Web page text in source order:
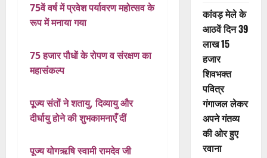
75वें वर्ष में प्रवेश पर्यावरण महोत्सव के
रूप में मनाया गया
75 हजार पौधों के रोपण व संरक्षण का
महासंकल्प
पूज्य संतों ने शतायु, दिव्यायु और
दीर्घायु होने की शुभकामनाएँ दीं
पूज्य योगऋषि स्वामी रामदेव जी
कांवड़ मेले के
आठवें दिन 39
लाख 15
हजार
शिवभक्त
पवित्र
गंगाजल लेकर
अपने गंतव्य
की ओर हुए
रवाना